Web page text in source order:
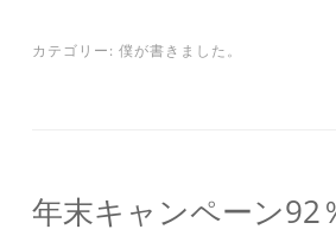
カテゴリー: 僕が書きました。
年末キャンペーン92